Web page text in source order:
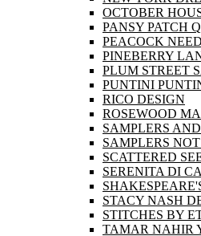
OCTOBER
PANSY PATCH
PEACOCK
PINEBERRY
PLUM STREET
PUNTINI
RICO DESIGN
ROSEWOOD
SAMPLERS
SAMPLERS
SCATTERED
SERENITA DI
STACY NASH
STITCHES BY
TAMAR NAHIR